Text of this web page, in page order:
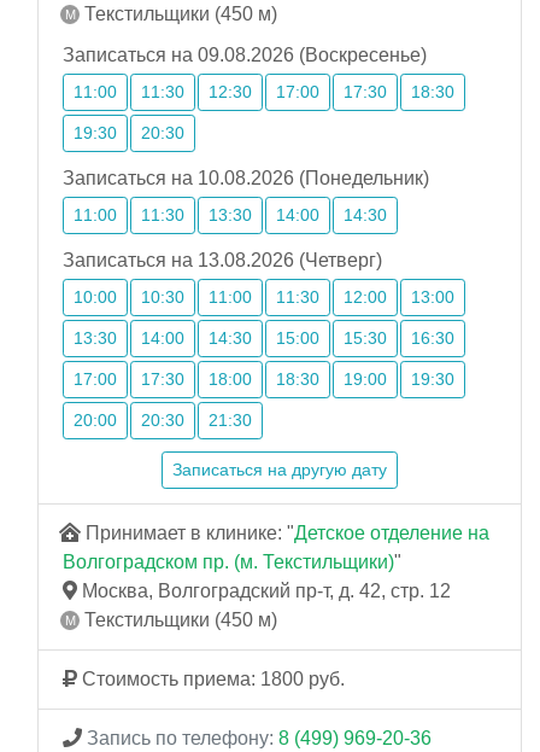
Текстильщики (450 м)
Записаться на 09.08.2026 (Воскресенье)
11:00 11:30 12:30 17:00 17:30 18:30
19:30 20:30
Записаться на 10.08.2026 (Понедельник)
11:00 11:30 13:30 14:00 14:30
Записаться на 13.08.2026 (Четверг)
10:00 10:30 11:00 11:30 12:00 13:00
13:30 14:00 14:30 15:00 15:30 16:30
17:00 17:30 18:00 18:30 19:00 19:30
20:00 20:30 21:30
Записаться на другую дату
Принимает в клинике: "Детское отделение на
Волгоградском пр. (м. Текстильщики)"
Москва, Волгоградский пр-т, д. 42, стр. 12
Текстильщики (450 м)
Стоимость приема: 1800 руб.
Запись по телефону: 8 (499) 969-20-36